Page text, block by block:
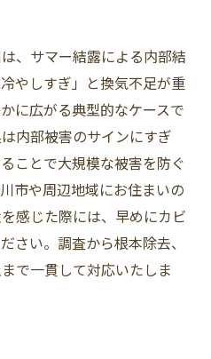
、サマー結露による内部結
やしすぎ」と換気不足が重
に広がる典型的なケースで
内部被害のサインにすぎ
ことで大規模な被害を防ぐ
市や周辺地域にお住まいの
感じた際には、早めにカビ
さい。調査から根本除去、
で一貫して対応いたしま